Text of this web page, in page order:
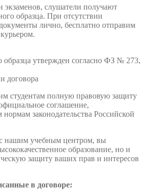
экзаменов, слушатели получают
образца. При отсутствии
лично, бесплатно отправим
образца утвержден согласно ФЗ № 273,
договора
студентам полную правовую защиту
соглашение,
законодательства Российской
нашим учебным центром, вы
образование, но и
защиту ваших прав и интересов
в договоре: